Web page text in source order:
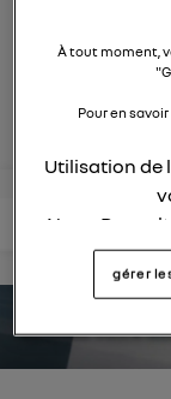
lire les questions
estimez votre
À tout moment,
Pour en
Utilisation de
Nous,
pour nos
dans cette
utilisez
gérer